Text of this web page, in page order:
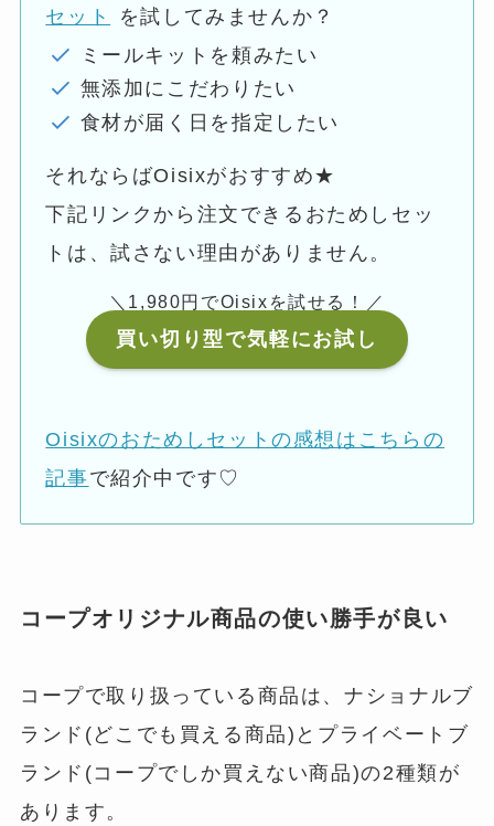
セット
を試してみませんか？
ミールキットを頼みたい
無添加にこだわりたい
食材が届く日を指定したい
それならばOisixがおすすめ★
下記リンクから注文できるおためしセッ
トは、試さない理由がありません。
＼1,980円でOisixを試せる！／
買い切り型で気軽にお試し
Oisixのおためしセットの感想はこちらの
記事で紹介中です♡
コープオリジナル商品の使い勝手が良い
コープで取り扱っている商品は、ナショナルブ
ランド(どこでも買える商品)とプライベートブ
ランド(コープでしか買えない商品)の2種類が
あります。